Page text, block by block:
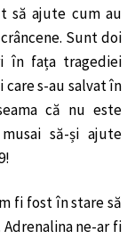
să ajute cum au
Sunt doi
în fața tragediei
s-au salvat în
că nu este
să-și ajute
fi fost în stare să
ne-ar fi